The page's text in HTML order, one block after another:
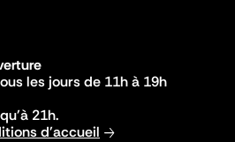
les jours de 11h à 19h
21h.
d'accueil